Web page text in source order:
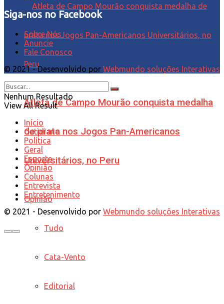
Atleta de Campo Mourão conquista medalha
de prata nos Jogos Pan-Americanos
Universitários, no Peru
Opinião
Tudo
Cata-Vento
Editorial
Siga-nos no Facebook
Sobre Nós
Anuncie
Fale Conosco
© 2021 - Desenvolvido por Webmundo soluções Interativas
Nenhum Resultado
View All Result
Início
Cotidiano
Política
Geral
Esporte
Opinião
Colunas
Entrevista
Entretenimento
© 2021 - Desenvolvido por Webmundo soluções Interativas